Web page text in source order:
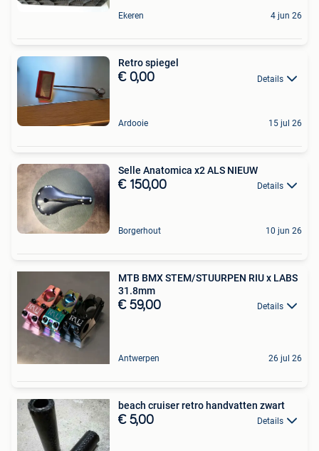
Ekeren 4 jun 26
Retro spiegel
€ 0,00 Details
Ardooie 15 jul 26
Selle Anatomica x2 ALS NIEUW
€ 150,00 Details
Borgerhout 10 jun 26
MTB BMX STEM/STUURPEN RIU x LABS
31.8mm
€ 59,00 Details
Antwerpen 26 jul 26
beach cruiser retro handvatten zwart
€ 5,00 Details